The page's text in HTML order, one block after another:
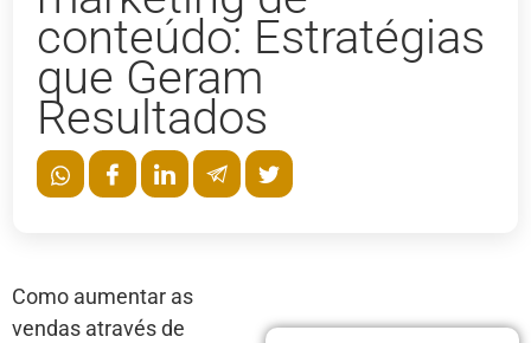
conteúdo: Estratégias
que Geram
Resultados
Como aumentar as
vendas através de